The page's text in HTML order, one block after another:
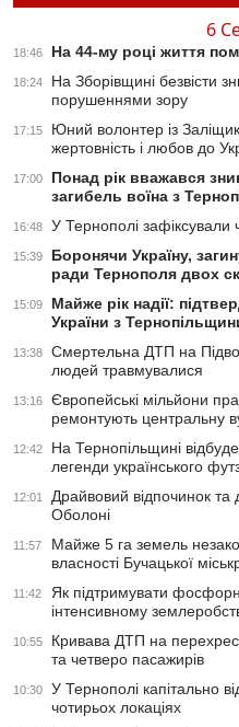
6
18:46 На 44-му році життя
18:24
На Зборівщині безвісти
порушеннями зору
17:15
Юний волонтер із
жертовність і любов до
17:00
Понад рік вважався
загибель воїна з
16:48 У Тернополі
15:39
Боронячи Україну,
ради Тернополя двох
15:09
Майже рік надії:
України з
13:38
Смертельна ДТП на
людей травмувалися
13:16
Європейські мільйони
ремонтують центральну
12:42
На Тернопільщині
легенди українського
12:01
Драйвовий відпочинок та
Оболоні
11:57
Майже 5 га земель
власності Бучацької
11:42
Як підтримувати
інтенсивному
10:55
Кривава ДТП на
та четверо пасажирів
10:30
У Тернополі капітально
чотирьох локаціях